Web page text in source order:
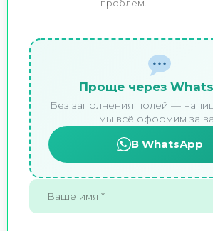
проблем.
Проще через
Без заполнения полей —
мы всё оформим за
В WhatsApp